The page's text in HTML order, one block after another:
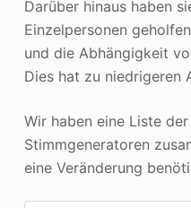
Darüber hinaus haben
Einzelpersonen
und die Abhängigkeit
Dies hat zu niedrigeren
Wir haben eine Liste
Stimmgeneratoren
eine Veränderung